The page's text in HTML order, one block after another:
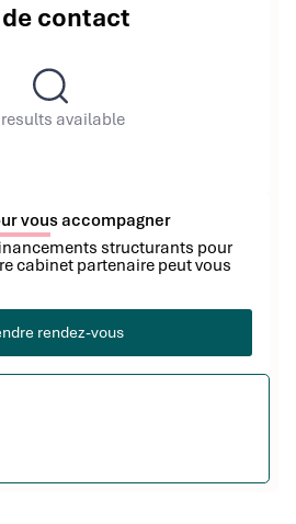
contact
available
vous accompagner
structurants pour
cabinet partenaire peut vous
rendez-vous